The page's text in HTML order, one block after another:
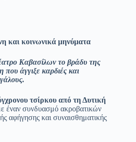
και κοινωνικά μηνύματα
Καβασίλων το βράδυ της
άγγιξε καρδιές και
τσίρκου από τη Δυτική
έναν συνδυασμό ακροβατικών
αφήγησης και συναισθηματικής